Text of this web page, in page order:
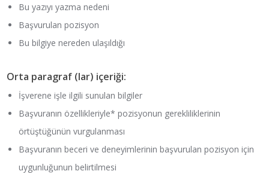
Bu yazıyı yazma nedeni
Başvurulan pozisyon
Bu bilgiye nereden ulaşıldığı
Orta paragraf (lar) içeriği:
İşverene işle ilgili sunulan bilgiler
Başvuranın özellikleriyle* pozisyonun gerekliliklerinin
örtüştüğünün vurgulanması
Başvuranın beceri ve deneyimlerinin başvurulan pozisyon için
uygunluğunun belirtilmesi